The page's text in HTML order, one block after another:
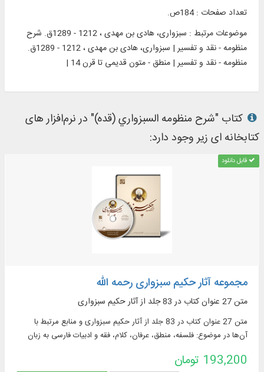
تعداد صفحات : 184ص.
موضوعات مرتبط :
سبزواری، هادی بن مهدی ، 1212 - 1289ق. شرح
منظومه - نقد و تفسیر | سبزواری، هادی بن مهدی ، 1212 - 1289ق.
منظومه - نقد و تفسیر | منطق - متون قدیمی تا قرن 14 |
کتاب "شرح منظومه السبزواري (قده)" در نرم‌افزار های
کتابخانه ای زیر وجود دارد:
قابل دانلود
مجموعه آثار حکیم سبزواری رحمه الله
متن 27 عنوان کتاب در 83 جلد از آثار حکیم سبزواری
متن 27 عنوان کتاب در 83 جلد از آثار حکیم سبزواری و منابع مرتبط با
آن‌ها در موضوع: فلسفه، منطق، عرفان، کلام، فقه و ادبیات فارسی به زبان
193,200 تومان